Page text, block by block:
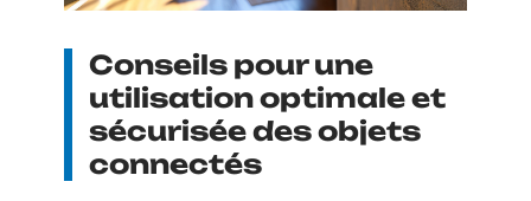
Conseils pour une
utilisation optimale et
sécurisée des objets
connectés